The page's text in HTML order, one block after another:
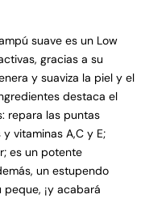
suave es un Low
gracias a su
y suaviza la piel y el
destaca el
repara las puntas
vitaminas A,C y E;
es un potente
un estupendo
¡y acabará